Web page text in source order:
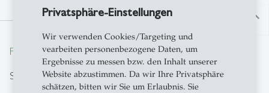
Privatsphäre-Einstellungen
Wir verwenden Cookies/Targeting und
vearbeiten personenbezogene Daten, um
Ergebnisse zu messen bzw. den Inhalt unserer
Website abzustimmen. Da wir Ihre Privatsphäre
schätzen, bitten wir Sie um Erlaubnis. Sie
north
From insight to impact.
Suche